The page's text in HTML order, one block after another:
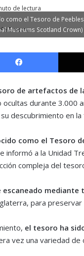
de lectura
como el Tesoro de
Museums Scotland Crown)
de artefactos de
ocultas durante 3.000
descubrimiento en
como el Tesoro
informó a la Unidad
compleja del
escaneado mediante
para
el tesoro ha
vez una variedad de